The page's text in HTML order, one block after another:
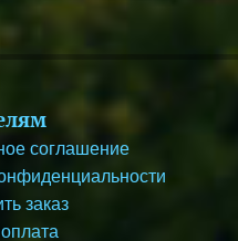
соглашение
заказ